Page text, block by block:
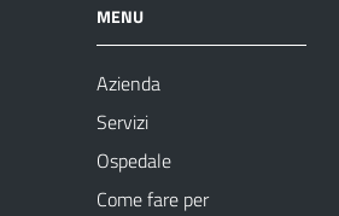
MENU
Azienda
Servizi
Ospedale
Come fare per